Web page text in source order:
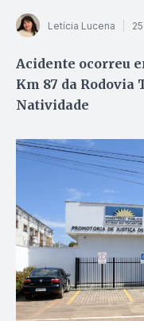
Letícia Lucena
Acidente ocorreu
Km 87 da Rodovia
Natividade